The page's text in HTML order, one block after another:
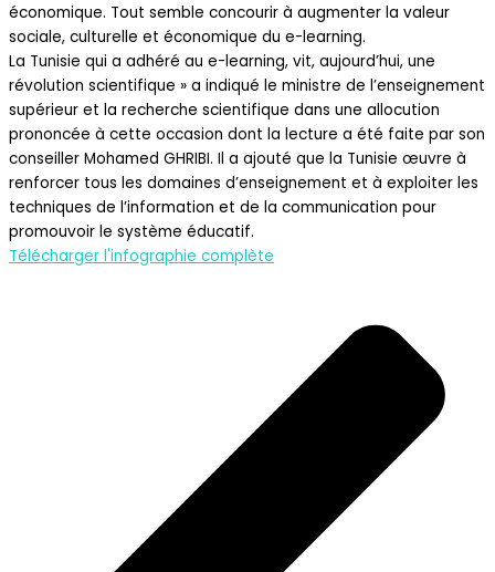
économique. Tout semble concourir à augmenter la valeur
sociale, culturelle et économique du e-learning.
La Tunisie qui a adhéré au e-learning, vit, aujourd’hui, une
révolution scientifique » a indiqué le ministre de l’enseignement
supérieur et la recherche scientifique dans une allocution
prononcée à cette occasion dont la lecture a été faite par son
conseiller Mohamed GHRIBI. Il a ajouté que la Tunisie œuvre à
renforcer tous les domaines d’enseignement et à exploiter les
techniques de l’information et de la communication pour
promouvoir le système éducatif.
Télécharger l'infographie complète